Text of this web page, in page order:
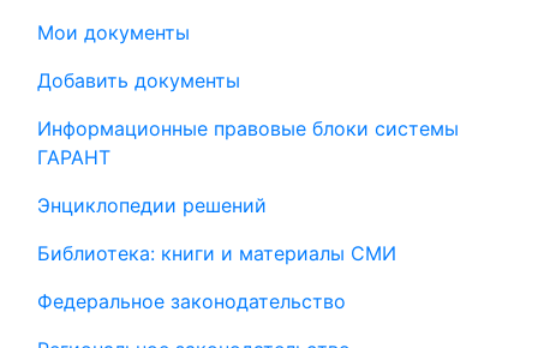
Мои документы
Добавить документы
Информационные правовые блоки системы
ГАРАНТ
Энциклопедии решений
Библиотека: книги и материалы СМИ
Федеральное законодательство